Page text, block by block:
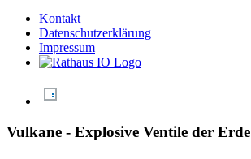
Kontakt
Datenschutzerklärung
Impressum
Vulkane - Explosive Ventile der Erde